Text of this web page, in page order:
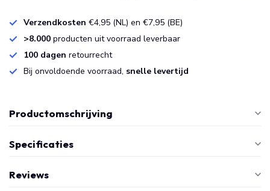
Verzendkosten €4,95 (NL) en €7,95 (BE)
>8.000 producten uit voorraad leverbaar
100 dagen retourrecht
Bij onvoldoende voorraad, snelle levertijd
Productomschrijving
Specificaties
Reviews